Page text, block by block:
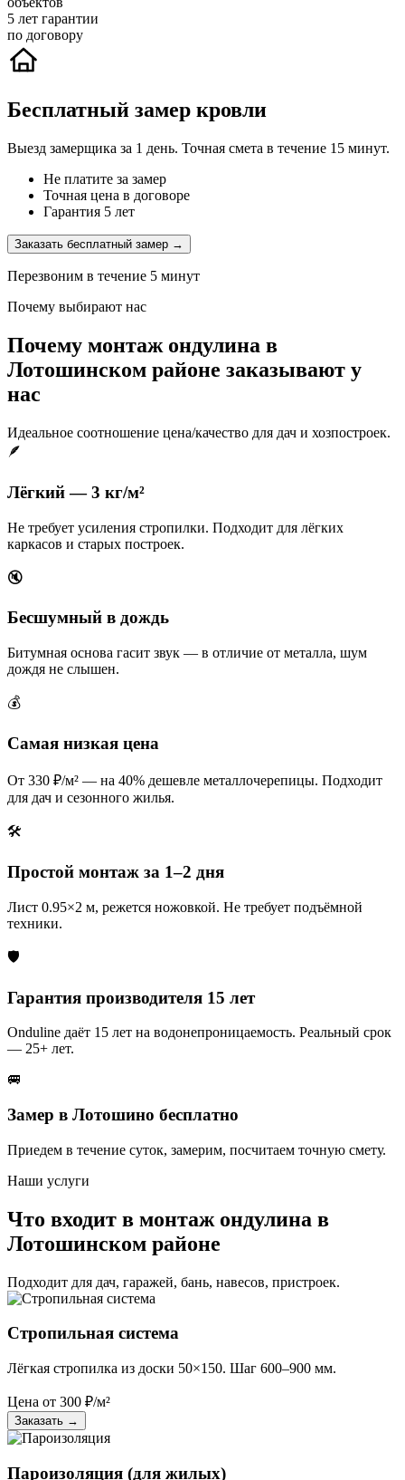
5 лет гарантии
по договору
Бесплатный замер кровли
Выезд замерщика за 1 день. Точная смета в течение 15 минут.
Не платите за замер
Точная цена в договоре
Гарантия 5 лет
Заказать бесплатный замер →
Перезвоним в течение 5 минут
Почему выбирают нас
Почему монтаж ондулина в
Лотошинском районе заказывают у
нас
Идеальное соотношение цена/качество для дач и хозпостроек.
🪶
Лёгкий — 3 кг/м²
Не требует усиления стропилки. Подходит для лёгких
каркасов и старых построек.
🔇
Бесшумный в дождь
Битумная основа гасит звук — в отличие от металла, шум
дождя не слышен.
💰
Самая низкая цена
От 330 ₽/м² — на 40% дешевле металлочерепицы. Подходит
для дач и сезонного жилья.
🛠️
Простой монтаж за 1–2 дня
Лист 0.95×2 м, режется ножовкой. Не требует подъёмной
техники.
🛡️
Гарантия производителя 15 лет
Onduline даёт 15 лет на водонепроницаемость. Реальный срок
— 25+ лет.
🚐
Замер в Лотошино бесплатно
Приедем в течение суток, замерим, посчитаем точную смету.
Наши услуги
Что входит в монтаж ондулина в
Лотошинском районе
Подходит для дач, гаражей, бань, навесов, пристроек.
Стропильная система
Лёгкая стропилка из доски 50×150. Шаг 600–900 мм.
Цена от 300 ₽/м²
Заказать →
Пароизоляция (для жилых)